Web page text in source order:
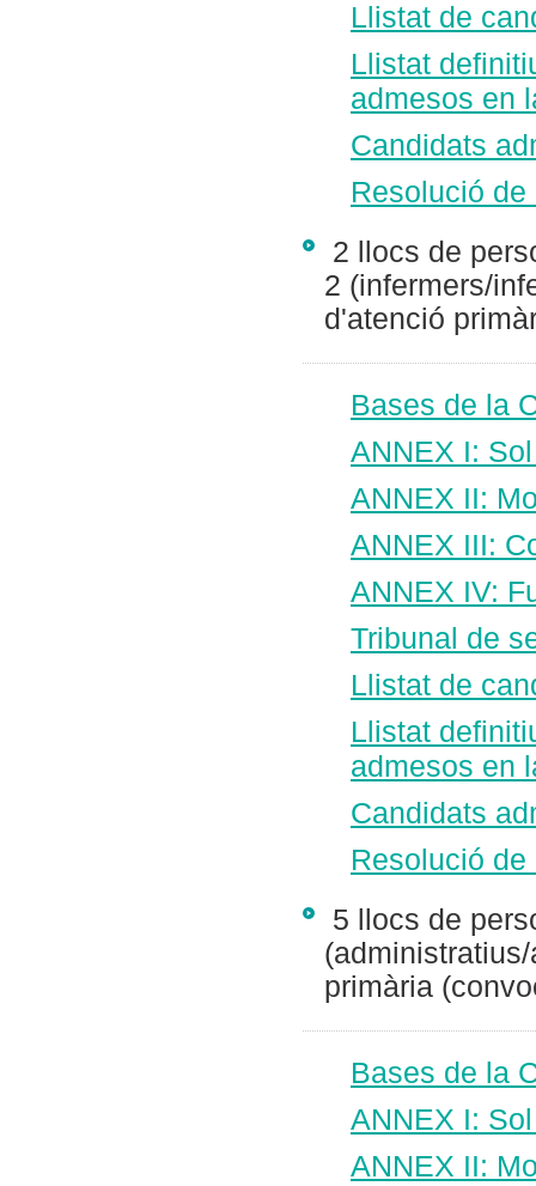
Llistat de
Llistat
admesos en
Candidats
Resolució
2 llocs de
2 (infermers/
d'atenció
Bases de la
ANNEX I:
ANNEX II:
ANNEX III:
ANNEX IV:
Tribunal de
Llistat de
Llistat
admesos en
Candidats
Resolució
5 llocs de
primària
Bases de la
ANNEX I:
ANNEX II: